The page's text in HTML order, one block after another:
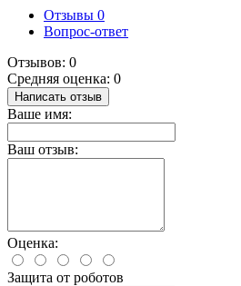
Отзывы 0
Вопрос-ответ
Отзывов: 0
Средняя оценка: 0
Написать отзыв
Ваше имя:
Ваш отзыв:
Оценка:
Защита от роботов